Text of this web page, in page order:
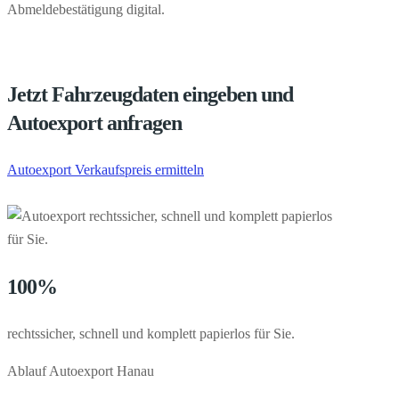
Abmeldebestätigung digital.
Jetzt Fahrzeugdaten eingeben und
Autoexport anfragen
Autoexport Verkaufspreis ermitteln
100%
rechtssicher, schnell und komplett papierlos für Sie.
Ablauf Autoexport Hanau